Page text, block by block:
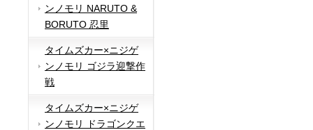
ンノモリ NARUTO &
BORUTO 忍里
タイムズカー×ニジゲ
ンノモリ ゴジラ迎撃作
戦
タイムズカー×ニジゲ
ンノモリ ドラゴンクエ